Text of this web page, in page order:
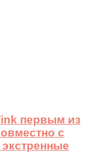
первым из
с